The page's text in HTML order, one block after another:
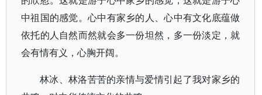
中祖国的感觉。心中有家乡的人、心中有文化底蕴做
依托的人自然而然就会多一份坦然，多一份淡定，就
会有情有义，心胸开阔。
林冰、林洛苦苦的亲情与爱情引起了我对家乡的